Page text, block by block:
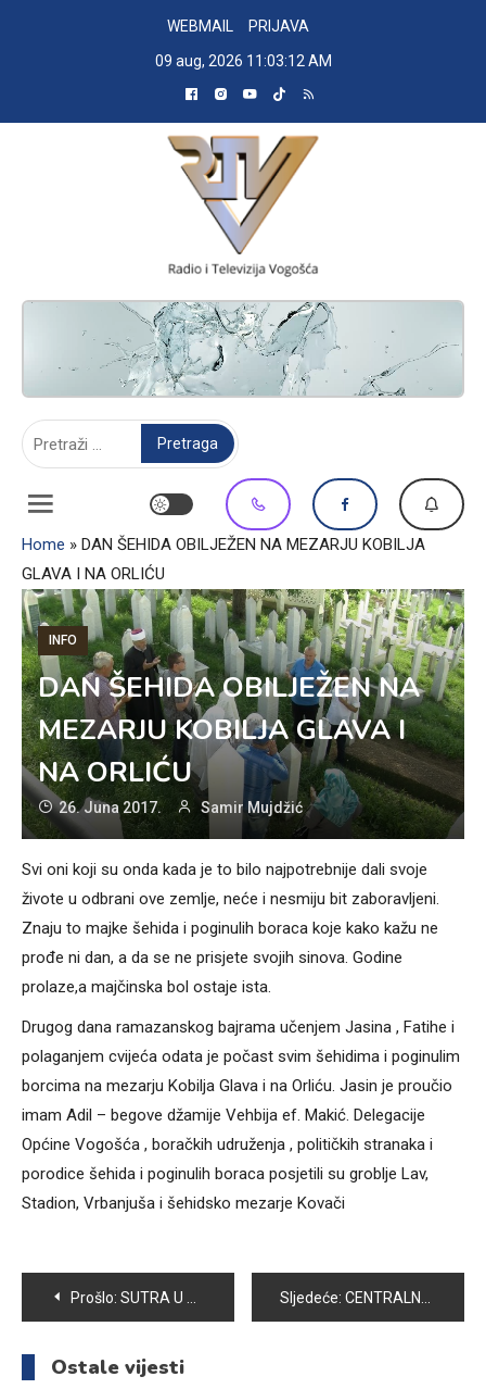
WEBMAIL
PRIJAVA
09 aug, 2026 11:03:13 AM
RADIO TELEVIZIJA VOGOŠĆA
Home » DAN ŠEHIDA OBILJEŽEN NA MEZARJU KOBILJA
GLAVA I NA ORLIĆU
INFO
DAN ŠEHIDA OBILJEŽEN NA
MEZARJU KOBILJA GLAVA I
NA ORLIĆU
26. Juna 2017. Samir Mujdžić
Svi oni koji su onda kada je to bilo najpotrebnije dali svoje
živote u odbrani ove zemlje, neće i nesmiju bit zaboravljeni.
Znaju to majke šehida i poginulih boraca koje kako kažu ne
prođe ni dan, a da se ne prisjete svojih sinova. Godine
prolaze,a majčinska bol ostaje ista.
Drugog dana ramazanskog bajrama učenjem Jasina , Fatihe i
polaganjem cvijeća odata je počast svim šehidima i poginulim
borcima na mezarju Kobilja Glava i na Orliću. Jasin je proučio
imam Adil – begove džamije Vehbija ef. Makić. Delegacije
Općine Vogošća , boračkih udruženja , političkih stranaka i
porodice šehida i poginulih boraca posjetili su groblje Lav,
Stadion, Vrbanjuša i šehidsko mezarje Kovači
Navigacija
članaka
Prošlo: SUTRA U VOGOŠĆI 8. REDOVNA SJEDNICA OPĆINSKOG VIJEĆA Sljedeće: CENTRALNA MANIFESTACIJA POVODOM DANA ŠEHIDA UPRILIČENA U BREZI
Ostale vijesti